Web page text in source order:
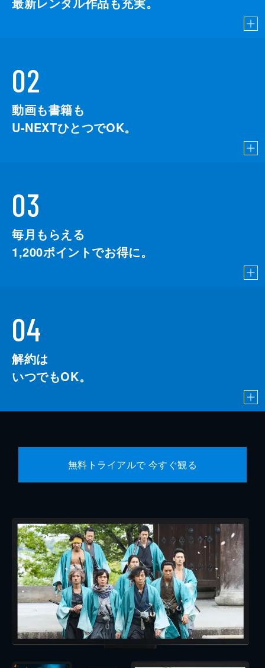
02
動画も書籍も
U-NEXTひとつでOK。
03
毎月もらえる
1,200ポイントでお得に。
04
解約は
いつでもOK。
無料トライアルで 今すぐ観る